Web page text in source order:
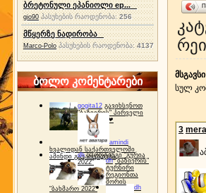
ბრეტონული ეპანიოლი ep...
gio90 პასუხების რაოდენობა:256
მწყერზე ნადირობა
Marco-Polo პასუხების რაოდენობა:4137
ბოლო კომენტარები
gogita12 გავიხსენოთ
"ბაზიერის" პირველი
ტურნირი ❤
amindi
ხვალიდან საქართველოში
ამინდი გაუარესდება
dh სპორტინგი "გურია
2022"
dh "ბაზიერის"
ტურნირი
რეგიონთა
შორის
"ბახმარო 2022"
dh
სულ
3